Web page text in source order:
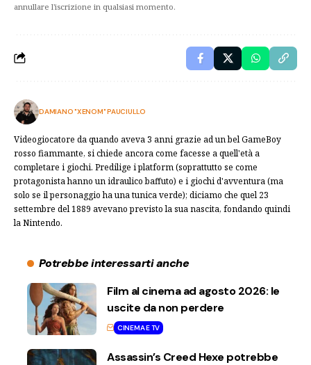
annullare l'iscrizione in qualsiasi momento.
DAMIANO "XENOM" PAUCIULLO
Videogiocatore da quando aveva 3 anni grazie ad un bel GameBoy
rosso fiammante, si chiede ancora come facesse a quell'età a
completare i giochi. Predilige i platform (soprattutto se come
protagonista hanno un idraulico baffuto) e i giochi d'avventura (ma
solo se il personaggio ha una tunica verde); diciamo che quel 23
settembre del 1889 avevano previsto la sua nascita, fondando quindi
la Nintendo.
Potrebbe interessarti anche
Film al cinema ad agosto 2026: le
uscite da non perdere
CINEMA E TV
Assassin’s Creed Hexe potrebbe